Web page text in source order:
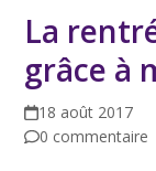
La
grâce à
18 août 2017
0 commentaire